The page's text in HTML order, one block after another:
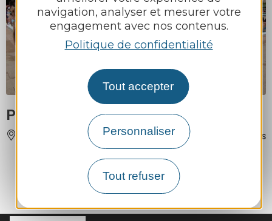
navigation, analyser et mesurer votre
engagement avec nos contenus.
Politique de confidentialité
Tout accepter
Personnaliser
Tout refuser
Piscine de St-Cyprien-sur-Dourdou
CONQUES-EN-ROUERGUE À 9 KM DE SÉNERGUES
1 2